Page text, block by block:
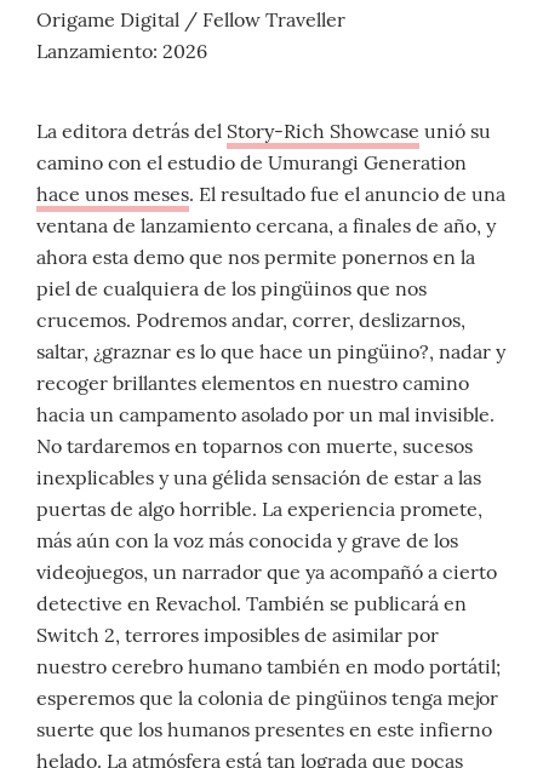
Origame Digital / Fellow Traveller
Lanzamiento: 2026
La editora detrás del Story-Rich Showcase unió su
camino con el estudio de Umurangi Generation
hace unos meses. El resultado fue el anuncio de una
ventana de lanzamiento cercana, a finales de año, y
ahora esta demo que nos permite ponernos en la
piel de cualquiera de los pingüinos que nos
crucemos. Podremos andar, correr, deslizarnos,
saltar, ¿graznar es lo que hace un pingüino?, nadar y
recoger brillantes elementos en nuestro camino
hacia un campamento asolado por un mal invisible.
No tardaremos en toparnos con muerte, sucesos
inexplicables y una gélida sensación de estar a las
puertas de algo horrible. La experiencia promete,
más aún con la voz más conocida y grave de los
videojuegos, un narrador que ya acompañó a cierto
detective en Revachol. También se publicará en
Switch 2, terrores imposibles de asimilar por
nuestro cerebro humano también en modo portátil;
esperemos que la colonia de pingüinos tenga mejor
suerte que los humanos presentes en este infierno
helado. La atmósfera está tan lograda que pocas